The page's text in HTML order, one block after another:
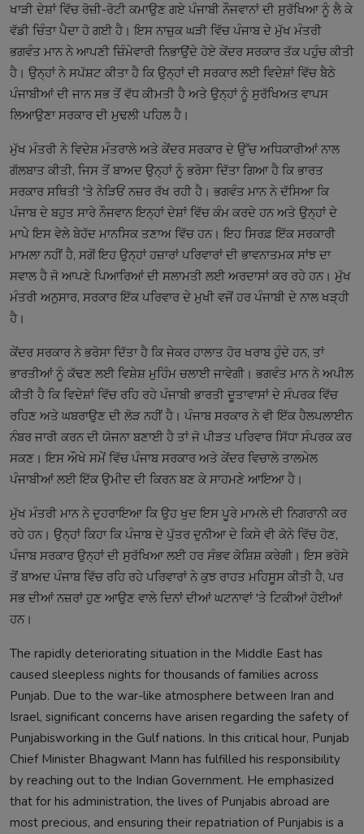
ਖਾੜੀ ਦੇਸ਼ਾਂ ਵਿੱਚ ਰੋਜ਼ੀ-ਰੋਟੀ ਕਮਾਉਣ ਗਏ ਪੰਜਾਬੀ ਨੌਜਵਾਨਾਂ ਦੀ ਸੁਰੱਖਿਆ ਨੂੰ ਲੈ ਕੇ
ਵੱਡੀ ਚਿੰਤਾ ਪੈਦਾ ਹੋ ਗਈ ਹੈ। ਇਸ ਨਾਜ਼ੁਕ ਘੜੀ ਵਿੱਚ ਪੰਜਾਬ ਦੇ ਮੁੱਖ ਮੰਤਰੀ
ਭਗਵੰਤ ਮਾਨ ਨੇ ਆਪਣੀ ਜ਼ਿੰਮੇਵਾਰੀ ਨਿਭਾਉਂਦੇ ਹੋਏ ਕੇਂਦਰ ਸਰਕਾਰ ਤੱਕ ਪਹੁੰਚ ਕੀਤੀ
ਹੈ। ਉਨ੍ਹਾਂ ਨੇ ਸਪੱਸ਼ਟ ਕੀਤਾ ਹੈ ਕਿ ਉਨ੍ਹਾਂ ਦੀ ਸਰਕਾਰ ਲਈ ਵਿਦੇਸ਼ਾਂ ਵਿੱਚ ਬੈਠੇ
ਪੰਜਾਬੀਆਂ ਦੀ ਜਾਨ ਸਭ ਤੋਂ ਵੱਧ ਕੀਮਤੀ ਹੈ ਅਤੇ ਉਨ੍ਹਾਂ ਨੂੰ ਸੁਰੱਖਿਅਤ ਵਾਪਸ
ਲਿਆਉਣਾ ਸਰਕਾਰ ਦੀ ਮੁਢਲੀ ਪਹਿਲ ਹੈ।
ਮੁੱਖ ਮੰਤਰੀ ਨੇ ਵਿਦੇਸ਼ ਮੰਤਰਾਲੇ ਅਤੇ ਕੇਂਦਰ ਸਰਕਾਰ ਦੇ ਉੱਚ ਅਧਿਕਾਰੀਆਂ ਨਾਲ
ਗੱਲਬਾਤ ਕੀਤੀ, ਜਿਸ ਤੋਂ ਬਾਅਦ ਉਨ੍ਹਾਂ ਨੂੰ ਭਰੋਸਾ ਦਿੱਤਾ ਗਿਆ ਹੈ ਕਿ ਭਾਰਤ
ਸਰਕਾਰ ਸਥਿਤੀ 'ਤੇ ਨੇੜਿਓਂ ਨਜ਼ਰ ਰੱਖ ਰਹੀ ਹੈ। ਭਗਵੰਤ ਮਾਨ ਨੇ ਦੱਸਿਆ ਕਿ
ਪੰਜਾਬ ਦੇ ਬਹੁਤ ਸਾਰੇ ਨੌਜਵਾਨ ਇਨ੍ਹਾਂ ਦੇਸ਼ਾਂ ਵਿੱਚ ਕੰਮ ਕਰਦੇ ਹਨ ਅਤੇ ਉਨ੍ਹਾਂ ਦੇ
ਮਾਪੇ ਇਸ ਵੇਲੇ ਬੇਹੱਦ ਮਾਨਸਿਕ ਤਣਾਅ ਵਿੱਚ ਹਨ। ਇਹ ਸਿਰਫ਼ ਇੱਕ ਸਰਕਾਰੀ
ਮਾਮਲਾ ਨਹੀਂ ਹੈ, ਸਗੋਂ ਇਹ ਉਨ੍ਹਾਂ ਹਜ਼ਾਰਾਂ ਪਰਿਵਾਰਾਂ ਦੀ ਭਾਵਨਾਤਮਕ ਸਾਂਝ ਦਾ
ਸਵਾਲ ਹੈ ਜੋ ਆਪਣੇ ਪਿਆਰਿਆਂ ਦੀ ਸਲਾਮਤੀ ਲਈ ਅਰਦਾਸਾਂ ਕਰ ਰਹੇ ਹਨ। ਮੁੱਖ
ਮੰਤਰੀ ਅਨੁਸਾਰ, ਸਰਕਾਰ ਇੱਕ ਪਰਿਵਾਰ ਦੇ ਮੁਖੀ ਵਜੋਂ ਹਰ ਪੰਜਾਬੀ ਦੇ ਨਾਲ ਖੜ੍ਹੀ
ਹੈ।
ਕੇਂਦਰ ਸਰਕਾਰ ਨੇ ਭਰੋਸਾ ਦਿੱਤਾ ਹੈ ਕਿ ਜੇਕਰ ਹਾਲਾਤ ਹੋਰ ਖਰਾਬ ਹੁੰਦੇ ਹਨ, ਤਾਂ
ਭਾਰਤੀਆਂ ਨੂੰ ਕੱਢਣ ਲਈ ਵਿਸ਼ੇਸ਼ ਮੁਹਿੰਮ ਚਲਾਈ ਜਾਵੇਗੀ। ਭਗਵੰਤ ਮਾਨ ਨੇ ਅਪੀਲ
ਕੀਤੀ ਹੈ ਕਿ ਵਿਦੇਸ਼ਾਂ ਵਿੱਚ ਰਹਿ ਰਹੇ ਪੰਜਾਬੀ ਭਾਰਤੀ ਦੂਤਾਵਾਸਾਂ ਦੇ ਸੰਪਰਕ ਵਿੱਚ
ਰਹਿਣ ਅਤੇ ਘਬਰਾਉਣ ਦੀ ਲੋੜ ਨਹੀਂ ਹੈ। ਪੰਜਾਬ ਸਰਕਾਰ ਨੇ ਵੀ ਇੱਕ ਹੈਲਪਲਾਈਨ
ਨੰਬਰ ਜਾਰੀ ਕਰਨ ਦੀ ਯੋਜਨਾ ਬਣਾਈ ਹੈ ਤਾਂ ਜੋ ਪੀੜਤ ਪਰਿਵਾਰ ਸਿੱਧਾ ਸੰਪਰਕ ਕਰ
ਸਕਣ। ਇਸ ਔਖੇ ਸਮੇਂ ਵਿੱਚ ਪੰਜਾਬ ਸਰਕਾਰ ਅਤੇ ਕੇਂਦਰ ਵਿਚਾਲੇ ਤਾਲਮੇਲ
ਪੰਜਾਬੀਆਂ ਲਈ ਇੱਕ ਉਮੀਦ ਦੀ ਕਿਰਨ ਬਣ ਕੇ ਸਾਹਮਣੇ ਆਇਆ ਹੈ।
ਮੁੱਖ ਮੰਤਰੀ ਮਾਨ ਨੇ ਦੁਹਰਾਇਆ ਕਿ ਉਹ ਖੁਦ ਇਸ ਪੂਰੇ ਮਾਮਲੇ ਦੀ ਨਿਗਰਾਨੀ ਕਰ
ਰਹੇ ਹਨ। ਉਨ੍ਹਾਂ ਕਿਹਾ ਕਿ ਪੰਜਾਬ ਦੇ ਪੁੱਤਰ ਦੁਨੀਆ ਦੇ ਕਿਸੇ ਵੀ ਕੋਨੇ ਵਿੱਚ ਹੋਣ,
ਪੰਜਾਬ ਸਰਕਾਰ ਉਨ੍ਹਾਂ ਦੀ ਸੁਰੱਖਿਆ ਲਈ ਹਰ ਸੰਭਵ ਕੋਸ਼ਿਸ਼ ਕਰੇਗੀ। ਇਸ ਭਰੋਸੇ
ਤੋਂ ਬਾਅਦ ਪੰਜਾਬ ਵਿੱਚ ਰਹਿ ਰਹੇ ਪਰਿਵਾਰਾਂ ਨੇ ਕੁਝ ਰਾਹਤ ਮਹਿਸੂਸ ਕੀਤੀ ਹੈ, ਪਰ
ਸਭ ਦੀਆਂ ਨਜ਼ਰਾਂ ਹੁਣ ਆਉਣ ਵਾਲੇ ਦਿਨਾਂ ਦੀਆਂ ਘਟਨਾਵਾਂ 'ਤੇ ਟਿਕੀਆਂ ਹੋਈਆਂ
ਹਨ।
The rapidly deteriorating situation in the Middle East has
caused sleepless nights for thousands of families across
Punjab. Due to the war-like atmosphere between Iran and
Israel, significant concerns have arisen regarding the safety of
Punjabisworking in the Gulf nations. In this critical hour, Punjab
Chief Minister Bhagwant Mann has fulfilled his responsibility
by reaching out to the Indian Government. He emphasized
that for his administration, the lives of Punjabis abroad are
most precious, and ensuring their repatriation of Punjabis is a